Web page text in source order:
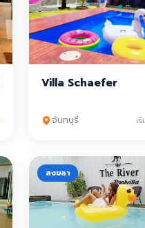
Villa Schaefer
จันทบุรี เ
สงขลา